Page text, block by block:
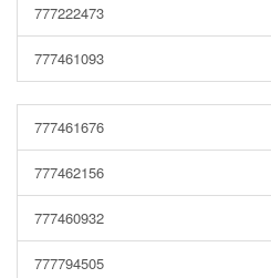
777222473
777461093
777461676
777462156
777460932
777794505